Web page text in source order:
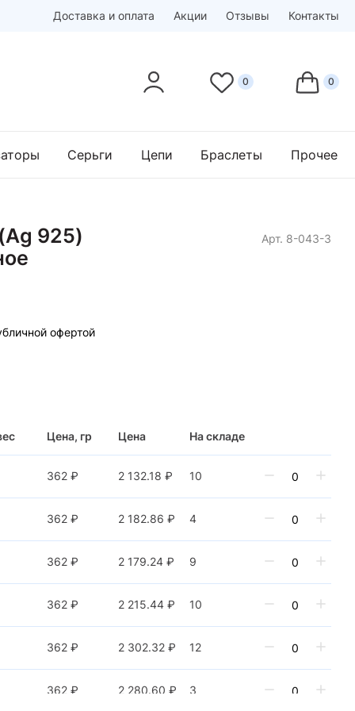
Доставка и оплата Акции Отзывы Контакты
Серьги Цепи Браслеты Прочее
925)
Арт. 8-043-3
офертой
Цена, гр Цена На складе
362 ₽ 2 132.18 ₽ 10
362 ₽ 2 182.86 ₽ 4
362 ₽ 2 179.24 ₽ 9
362 ₽ 2 215.44 ₽ 10
362 ₽ 2 302.32 ₽ 12
362 ₽ 2 280.60 ₽ 3